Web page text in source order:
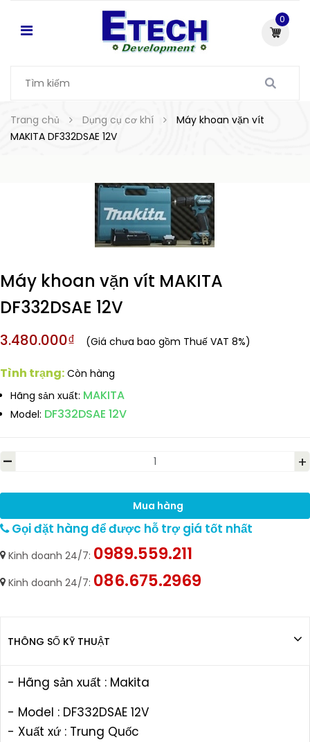
0
Trang chủ Dụng cụ cơ khí
Máy khoan vặn vít
MAKITA DF332DSAE 12V
Máy khoan vặn vít MAKITA
DF332DSAE 12V
3.480.000₫ (Giá chưa bao gồm Thuế VAT 8%)
Tình trạng: Còn hàng
Hãng sản xuất: MAKITA
Model: DF332DSAE 12V
- +
Mua hàng
Gọi đặt hàng để được hỗ trợ giá tốt nhất
Kinh doanh 24/7: 0989.559.211
Kinh doanh 24/7: 086.675.2969
THÔNG SỐ KỸ THUẬT
- Hãng sản xuất : Makita
- Model : DF332DSAE 12V
- Xuất xứ : Trung Quốc